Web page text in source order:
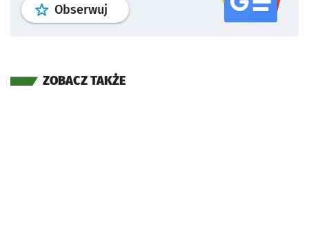
Obserwuj profil serwisu
ZOBACZ TAKŻE